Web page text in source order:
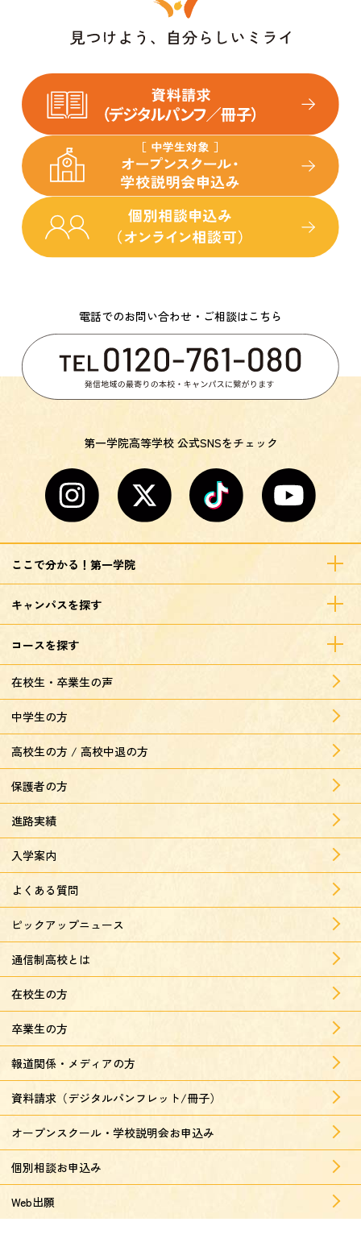
電話でのお問い合わせ・ご相談はこちら
第一学院高等学校 公式SNSをチェック
ここで分かる！第一学院
キャンパスを探す
コースを探す
在校生・卒業生の声
中学生の方
高校生の方 / 高校中退の方
保護者の方
進路実績
入学案内
よくある質問
ピックアップニュース
通信制高校とは
在校生の方
卒業生の方
報道関係・メディアの方
資料請求（デジタルパンフレット/冊子）
オープンスクール・学校説明会お申込み
個別相談お申込み
Web出願